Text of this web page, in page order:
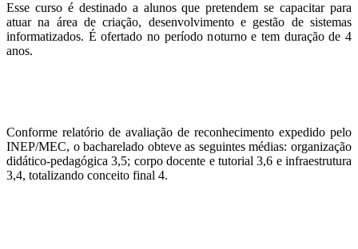
Esse curso é destinado a alunos que pretendem se capacitar para
atuar na área de criação, desenvolvimento e gestão de sistemas
informatizados. É ofertado no período noturno e tem duração de 4
anos.
Conforme relatório de avaliação de reconhecimento expedido pelo
INEP/MEC, o bacharelado obteve as seguintes médias: organização
didático-pedagógica 3,5; corpo docente e tutorial 3,6 e infraestrutura
3,4, totalizando conceito final 4.